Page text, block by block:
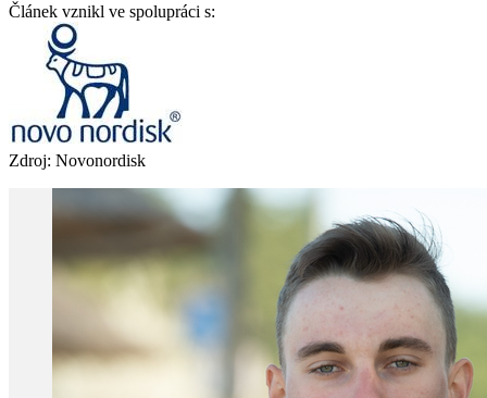
Článek vznikl ve spolupráci s:
Zdroj: Novonordisk